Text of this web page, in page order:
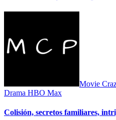
Movie
Drama HBO Max
Colisión, secretos familiares,